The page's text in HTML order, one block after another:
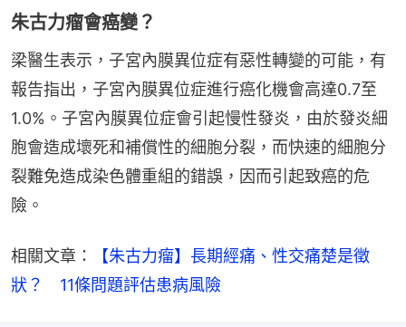
朱古力瘤會癌變？
梁醫生表示，子宮內膜異位症有惡性轉變的可能，有
報告指出，子宮內膜異位症進行癌化機會高達0.7至
1.0%。子宮內膜異位症會引起慢性發炎，由於發炎細
胞會造成壞死和補償性的細胞分裂，而快速的細胞分
裂難免造成染色體重組的錯誤，因而引起致癌的危
險。
相關文章：
【朱古力瘤】長期經痛、性交痛楚是徵
狀？　11條問題評估患病風險